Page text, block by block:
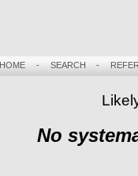
HOME- SEARCH -
No